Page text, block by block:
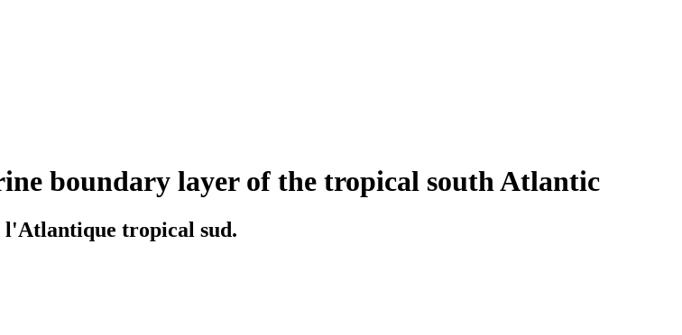
boundary layer of the tropical south Atlantic
l'Atlantique tropical sud.